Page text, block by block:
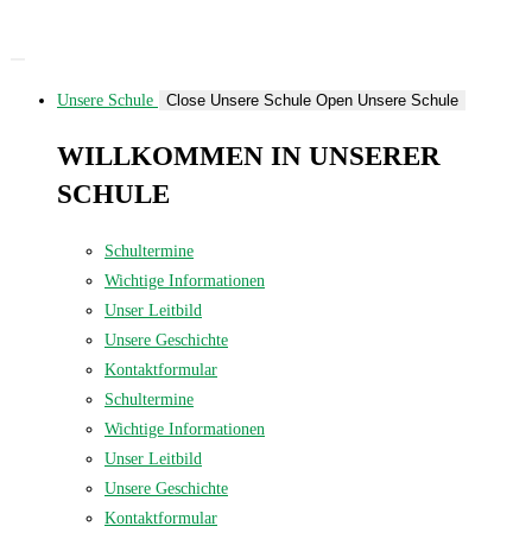
Unsere Schule
Close Unsere Schule Open Unsere Schule
WILLKOMMEN IN UNSERER
SCHULE
Schultermine
Wichtige Informationen
Unser Leitbild
Unsere Geschichte
Kontaktformular
Schultermine
Wichtige Informationen
Unser Leitbild
Unsere Geschichte
Kontaktformular